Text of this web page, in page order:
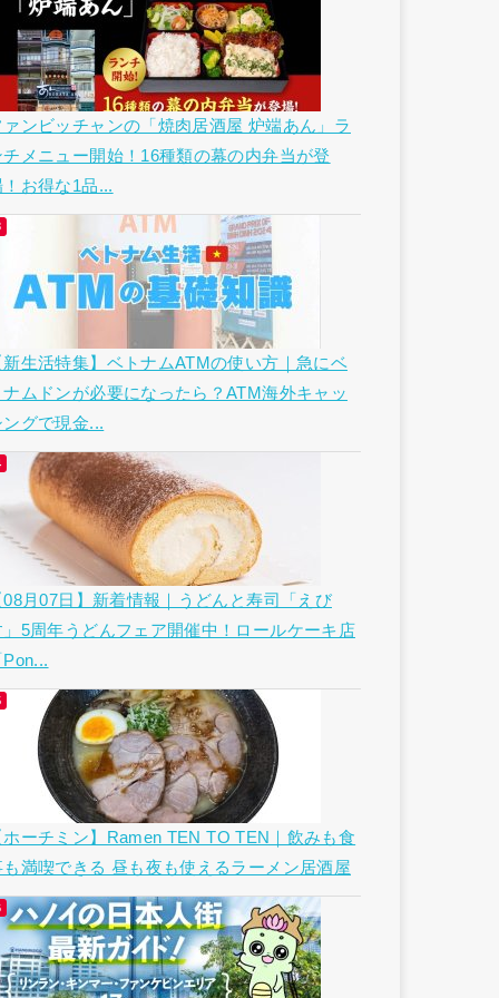
ァンビッチャンの「焼肉居酒屋 炉端あん」ラ
チメニュー開始！16種類の幕の内弁当が登
！お得な1品...
新生活特集】ベトナムATMの使い方｜急にベ
ナムドンが必要になったら？ATM海外キャッ
ングで現金...
08月07日】新着情報｜うどんと寿司「えび
」5周年うどんフェア開催中！ロールケーキ店
Pon...
ホーチミン】Ramen TEN TO TEN｜飲みも食
も満喫できる 昼も夜も使えるラーメン居酒屋